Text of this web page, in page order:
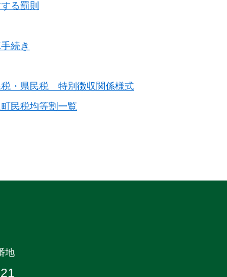
る罰則
続き
税・県民税 特別徴収関係様式
民税均等割一覧
地